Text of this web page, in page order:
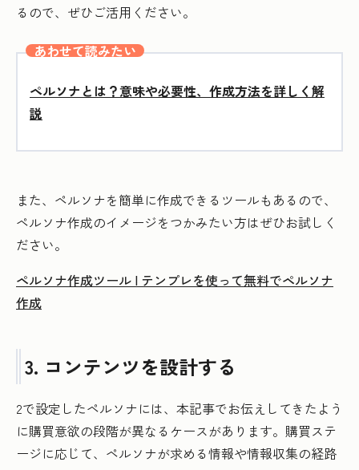
るので、ぜひご活用ください。
あわせて読みたい
ペルソナとは？意味や必要性、作成方法を詳しく解
説
また、ペルソナを簡単に作成できるツールもあるので、
ペルソナ作成のイメージをつかみたい方はぜひお試しく
ださい。
ペルソナ作成ツール | テンプレを使って無料でペルソナ
作成
3. コンテンツを設計する
2で設定したペルソナには、本記事でお伝えしてきたよう
に購買意欲の段階が異なるケースがあります。購買ステ
ージに応じて、ペルソナが求める情報や情報収集の経路